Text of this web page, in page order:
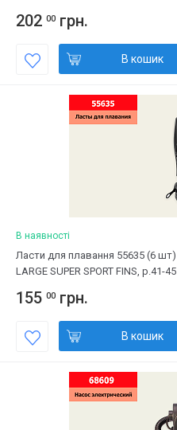
202 00 грн.
В кошик
В наявності
Ласти для плавання 55635 (6 шт)
LARGE SUPER SPORT FINS, р.41-45
155 00 грн.
В кошик